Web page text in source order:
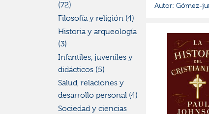
(72)
Filosofía y religión (4)
Historia y arqueología
(3)
Infantiles, juveniles y
didácticos (5)
Salud, relaciones y
desarrollo personal (4)
Sociedad y ciencias
Autor: Gómez-